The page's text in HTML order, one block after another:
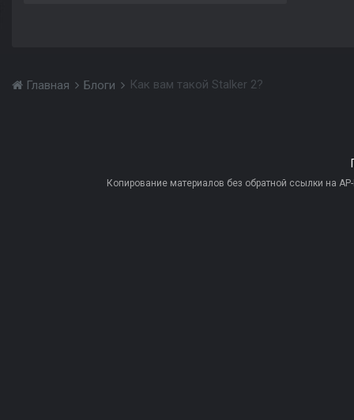
Главная Блоги Как вам такой Stalker 2?
Копирование материалов без обратной ссылки на